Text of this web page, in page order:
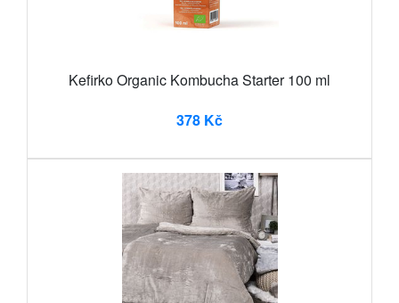
Kefirko Organic Kombucha Starter 100 ml
378 Kč